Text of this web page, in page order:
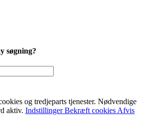
søgning?
og tredjeparts tjenester. Nødvendige
aktiv. IndstillingerBekræft cookies Afvis